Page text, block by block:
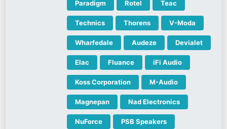
Paradigm Rotel Teac
Technics Thorens V-Moda
Wharfedale Audeze Devialet
Elac Fluance iFi Audio
Koss Corporation M-Audio
Magnepan Nad Electronics
NuForce PSB Speakers